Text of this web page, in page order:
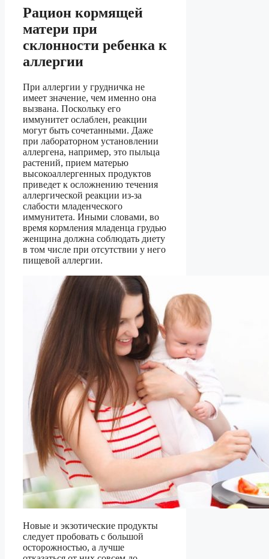
Рацион кормящей
матери при
склонности ребенка к
аллергии
При аллергии у грудничка не
имеет значение, чем именно она
вызвана. Поскольку его
иммунитет ослаблен, реакции
могут быть сочетанными. Даже
при лабораторном установлении
аллергена, например, это пыльца
растений, прием матерью
высокоаллергенных продуктов
приведет к осложнению течения
аллергической реакции из-за
слабости младенческого
иммунитета. Иными словами, во
время кормления младенца грудью
женщина должна соблюдать диету
в том числе при отсутствии у него
пищевой аллергии.
Новые и экзотические продукты
следует пробовать с большой
осторожностью, а лучше